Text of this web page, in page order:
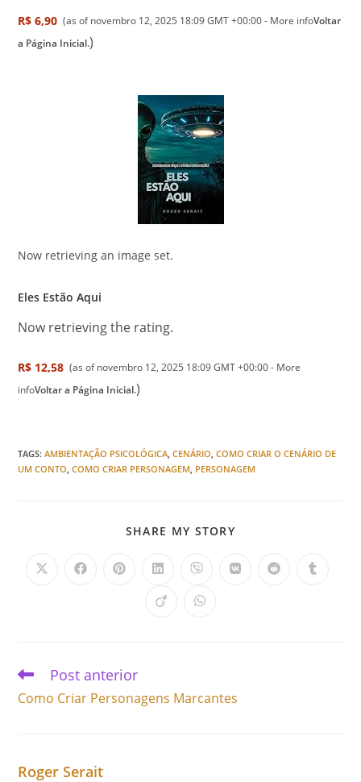
R$ 6,90 (as of novembro 12, 2025 18:09 GMT +00:00 - More infoVoltar
a Página Inicial.)
Now retrieving an image set.
Eles Estão Aqui
Now retrieving the rating.
R$ 12,58 (as of novembro 12, 2025 18:09 GMT +00:00 - More
infoVoltar a Página Inicial.)
TAGS:AMBIENTAÇÃO PSICOLÓGICA CENÁRIO COMO CRIAR O CENÁRIO DE
UM CONTO COMO CRIAR PERSONAGEM PERSONAGEM
SHARE MY STORY
Post anterior
Como Criar Personagens Marcantes
Roger Serait